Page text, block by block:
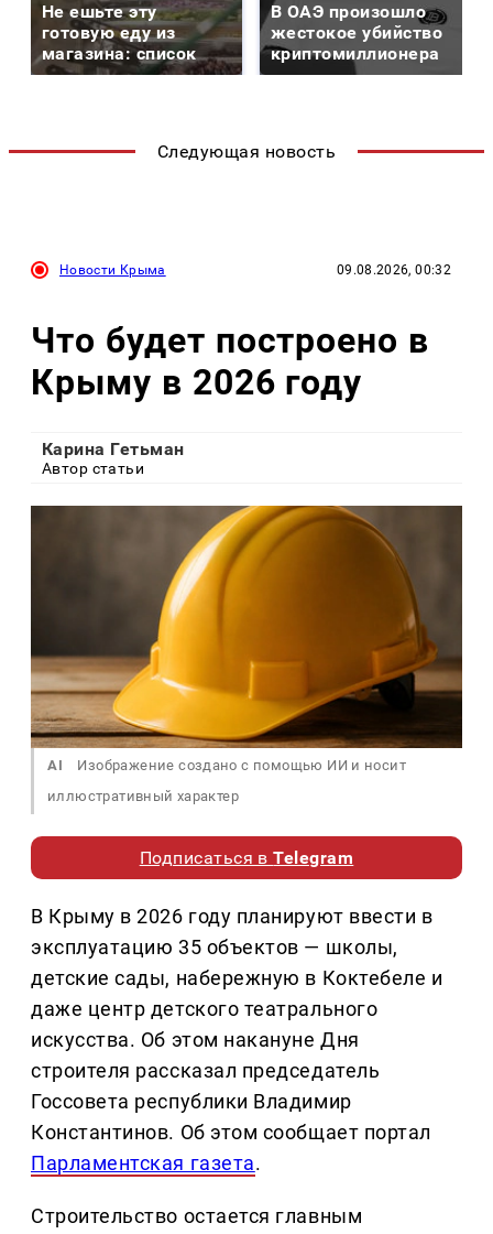
Не ешьте эту
готовую еду из
магазина: список
В ОАЭ произошло
жестокое убийство
криптомиллионера
Следующая новость
Новости Крыма 09.08.2026, 00:32
Что будет построено в
Крыму в 2026 году
Карина Гетьман
Автор статьи
AI
Изображение создано с помощью ИИ и носит
иллюстративный характер
Подписаться вTelegram
В Крыму в 2026 году планируют ввести в
эксплуатацию 35 объектов — школы,
детские сады, набережную в Коктебеле и
даже центр детского театрального
искусства. Об этом накануне Дня
строителя рассказал председатель
Госсовета республики Владимир
Константинов. Об этом сообщает портал
Парламентская газета.
Строительство остается главным